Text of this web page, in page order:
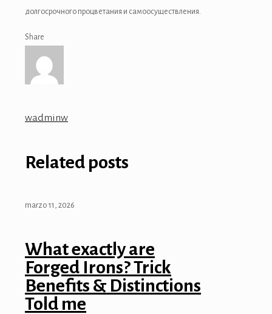
долгосрочного процветания и самоосуществления.
Share
wadminw
Related posts
marzo 11, 2026
What exactly are
Forged Irons? Trick
Benefits & Distinctions
Told me